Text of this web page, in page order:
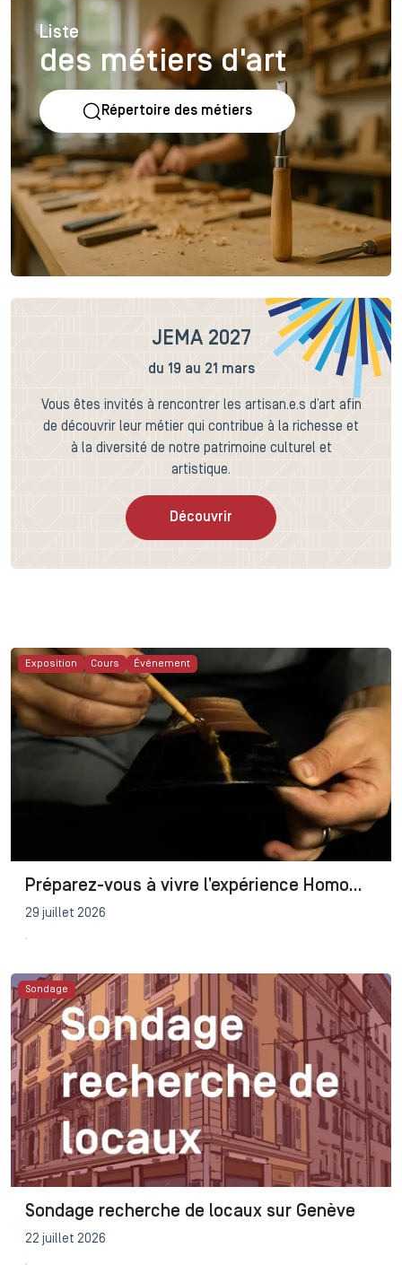
Liste
des métiers d'art
Répertoire des métiers
JEMA 2027
du 19 au 21 mars
Vous êtes invités à rencontrer les artisan.e.s d’art afin
de découvrir leur métier qui contribue à la richesse et
à la diversité de notre patrimoine culturel et
artistique.
Découvrir
Exposition Cours Événement
Préparez-vous à vivre l’expérience Homo
Faber 2026
29 juillet 2026
Sondage
Sondage recherche de locaux sur Genève
22 juillet 2026